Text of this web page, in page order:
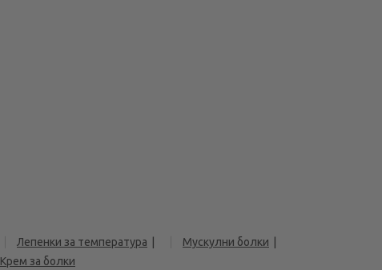
Лепенки за температура
Мускулни болки
Крем за болки